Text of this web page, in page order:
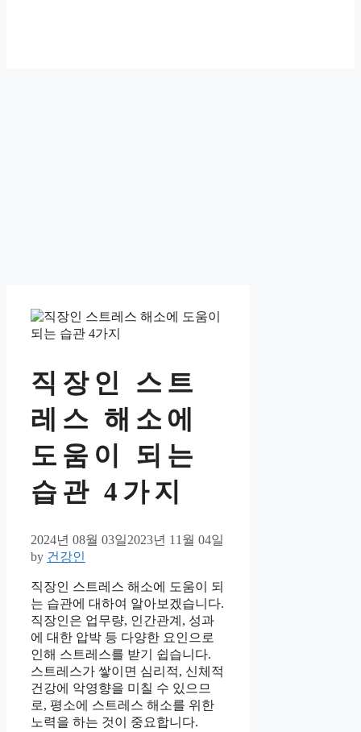
직장인 스트
레스 해소에
도움이 되는
습관 4가지
2024년 08월 03일2023년 11월 04일
by 건강인
직장인 스트레스 해소에 도움이 되
는 습관에 대하여 알아보겠습니다.
직장인은 업무량, 인간관계, 성과
에 대한 압박 등 다양한 요인으로
인해 스트레스를 받기 쉽습니다.
스트레스가 쌓이면 심리적, 신체적
건강에 악영향을 미칠 수 있으므
로, 평소에 스트레스 해소를 위한
노력을 하는 것이 중요합니다.